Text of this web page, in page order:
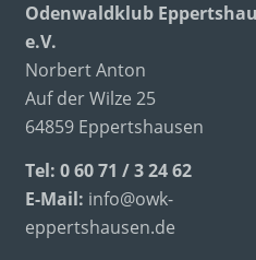
Odenwaldklub
e.V.
Norbert Anton
Auf der Wilze 25
64859 Eppertshausen
Tel: 0 60 71 / 3 24 62
E-Mail: info@owk-
eppertshausen.de